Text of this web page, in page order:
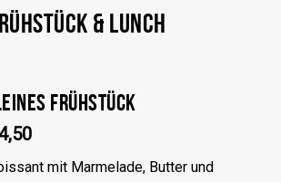
& LUNCH
FRÜHSTÜCK
mit Marmelade, Butter und